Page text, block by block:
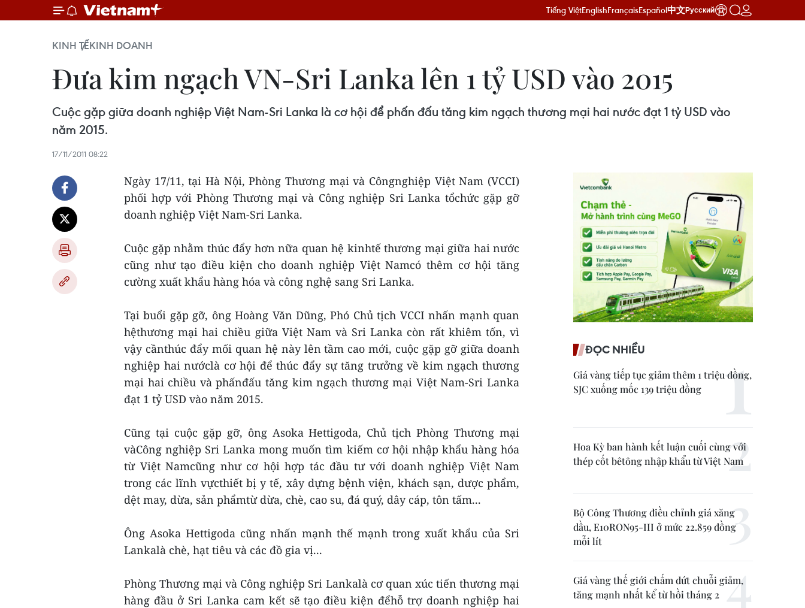
Tiếng ViệtEnglishFrançaisEspañol中文Русский
KINH TẾKINH DOANH
Đưa kim ngạch VN-Sri Lanka lên 1 tỷ USD vào 2015
Cuộc gặp giữa doanh nghiệp Việt Nam-Sri Lanka là cơ hội để phấn đấu tăng kim ngạch thương mại hai nước đạt 1 tỷ USD vào
năm 2015.
17/11/2011 08:22
Ngày 17/11, tại Hà Nội, Phòng Thương mại và Côngnghiệp Việt Nam (VCCI)
phối hợp với Phòng Thương mại và Công nghiệp Sri Lanka tổchức gặp gỡ
doanh nghiệp Việt Nam-Sri Lanka.
Cuộc gặp nhằm thúc đẩy hơn nữa quan hệ kinhtế thương mại giữa hai nước
cũng như tạo điều kiện cho doanh nghiệp Việt Namcó thêm cơ hội tăng
cường xuất khẩu hàng hóa và công nghệ sang Sri Lanka.
Tại buổi gặp gỡ, ông Hoàng Văn Dũng, Phó Chủ tịch VCCI nhấn mạnh quan
hệthương mại hai chiều giữa Việt Nam và Sri Lanka còn rất khiêm tốn, vì
vậy cầnthúc đẩy mối quan hệ này lên tầm cao mới, cuộc gặp gỡ giữa doanh
nghiệp hai nướclà cơ hội để thúc đẩy sự tăng trưởng về kim ngạch thương
mại hai chiều và phấnđấu tăng kim ngạch thương mại Việt Nam-Sri Lanka
đạt 1 tỷ USD vào năm 2015.
Cũng tại cuộc gặp gỡ, ông Asoka Hettigoda, Chủ tịch Phòng Thương mại
vàCông nghiệp Sri Lanka mong muốn tìm kiếm cơ hội nhập khẩu hàng hóa
từ Việt Namcũng như cơ hội hợp tác đầu tư với doanh nghiệp Việt Nam
trong các lĩnh vựcthiết bị y tế, xây dựng bệnh viện, khách sạn, dược phẩm,
dệt may, dừa, sản phẩmtừ dừa, chè, cao su, đá quý, dây cáp, tôn tấm...
Ông Asoka Hettigoda cũng nhấn mạnh thế mạnh trong xuất khẩu của Sri
Lankalà chè, hạt tiêu và các đồ gia vị...
Phòng Thương mại và Công nghiệp Sri Lankalà cơ quan xúc tiến thương mại
hàng đầu ở Sri Lanka cam kết sẽ tạo điều kiện đểhỗ trợ doanh nghiệp hai
ĐỌC NHIỀU
Giá vàng tiếp tục giảm thêm 1 triệu đồng,
SJC xuống mốc 139 triệu đồng
Hoa Kỳ ban hành kết luận cuối cùng với
thép cốt bêtông nhập khẩu từ Việt Nam
Bộ Công Thương điều chỉnh giá xăng
dầu, E10RON95-III ở mức 22.859 đồng
mỗi lít
Giá vàng thế giới chấm dứt chuỗi giảm,
tăng mạnh nhất kể từ hồi tháng 2